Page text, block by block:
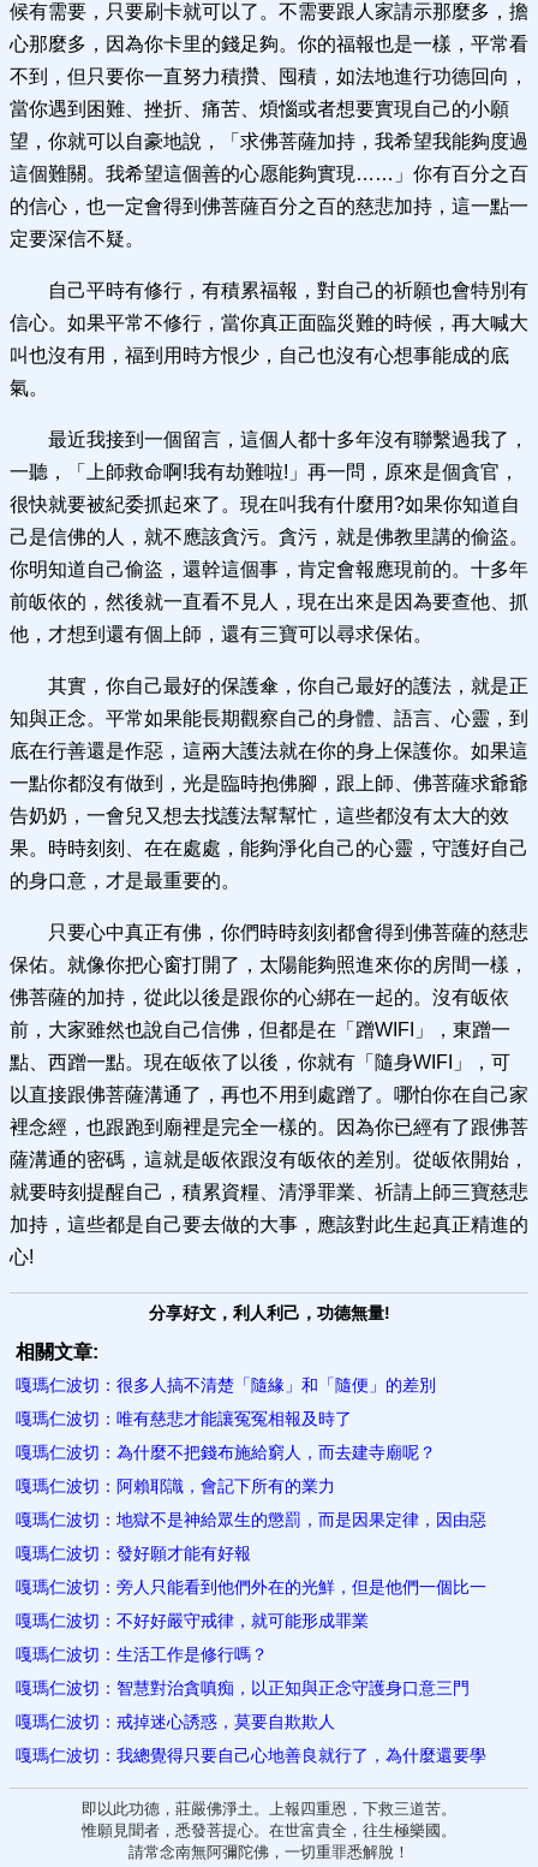
候有需要，只要刷卡就可以了。不需要跟人家請示那麼多，擔
心那麼多，因為你卡里的錢足夠。你的福報也是一樣，平常看
不到，但只要你一直努力積攢、囤積，如法地進行功德回向，
當你遇到困難、挫折、痛苦、煩惱或者想要實現自己的小願
望，你就可以自豪地說，「求佛菩薩加持，我希望我能夠度過
這個難關。我希望這個善的心愿能夠實現……」你有百分之百
的信心，也一定會得到佛菩薩百分之百的慈悲加持，這一點一
定要深信不疑。
自己平時有修行，有積累福報，對自己的祈願也會特別有
信心。如果平常不修行，當你真正面臨災難的時候，再大喊大
叫也沒有用，福到用時方恨少，自己也沒有心想事能成的底
氣。
最近我接到一個留言，這個人都十多年沒有聯繫過我了，
一聽，「上師救命啊!我有劫難啦!」再一問，原來是個貪官，
很快就要被紀委抓起來了。現在叫我有什麼用?如果你知道自
己是信佛的人，就不應該貪污。貪污，就是佛教里講的偷盜。
你明知道自己偷盜，還幹這個事，肯定會報應現前的。十多年
前皈依的，然後就一直看不見人，現在出來是因為要查他、抓
他，才想到還有個上師，還有三寶可以尋求保佑。
其實，你自己最好的保護傘，你自己最好的護法，就是正
知與正念。平常如果能長期觀察自己的身體、語言、心靈，到
底在行善還是作惡，這兩大護法就在你的身上保護你。如果這
一點你都沒有做到，光是臨時抱佛腳，跟上師、佛菩薩求爺爺
告奶奶，一會兒又想去找護法幫幫忙，這些都沒有太大的效
果。時時刻刻、在在處處，能夠淨化自己的心靈，守護好自己
的身口意，才是最重要的。
只要心中真正有佛，你們時時刻刻都會得到佛菩薩的慈悲
保佑。就像你把心窗打開了，太陽能夠照進來你的房間一樣，
佛菩薩的加持，從此以後是跟你的心綁在一起的。沒有皈依
前，大家雖然也說自己信佛，但都是在「蹭WIFI」，東蹭一
點、西蹭一點。現在皈依了以後，你就有「隨身WIFI」，可
以直接跟佛菩薩溝通了，再也不用到處蹭了。哪怕你在自己家
裡念經，也跟跑到廟裡是完全一樣的。因為你已經有了跟佛菩
薩溝通的密碼，這就是皈依跟沒有皈依的差別。從皈依開始，
就要時刻提醒自己，積累資糧、清淨罪業、祈請上師三寶慈悲
加持，這些都是自己要去做的大事，應該對此生起真正精進的
心!
分享好文，利人利己，功德無量!
相關文章:
嘎瑪仁波切：很多人搞不清楚「隨緣」和「隨便」的差別
嘎瑪仁波切：唯有慈悲才能讓冤冤相報及時了
嘎瑪仁波切：為什麼不把錢布施給窮人，而去建寺廟呢？
嘎瑪仁波切：阿賴耶識，會記下所有的業力
嘎瑪仁波切：地獄不是神給眾生的懲罰，而是因果定律，因由惡
嘎瑪仁波切：發好願才能有好報
嘎瑪仁波切：旁人只能看到他們外在的光鮮，但是他們一個比一
嘎瑪仁波切：不好好嚴守戒律，就可能形成罪業
嘎瑪仁波切：生活工作是修行嗎？
嘎瑪仁波切：智慧對治貪嗔痴，以正知與正念守護身口意三門
嘎瑪仁波切：戒掉迷心誘惑，莫要自欺欺人
嘎瑪仁波切：我總覺得只要自己心地善良就行了，為什麼還要學
即以此功德，莊嚴佛淨土。上報四重恩，下救三道苦。
惟願見聞者，悉發菩提心。在世富貴全，往生極樂國。
請常念南無阿彌陀佛，一切重罪悉解脫！